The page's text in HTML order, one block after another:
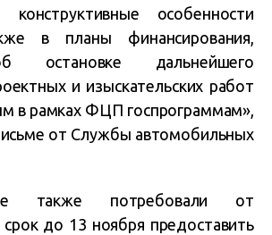
конструктивные особенности
в планы финансирования,
остановке дальнейшего
и изыскательских работ
в рамках ФЦП госпрограммам»,
от Службы автомобильных
также потребовали от
до 13 ноября предоставить